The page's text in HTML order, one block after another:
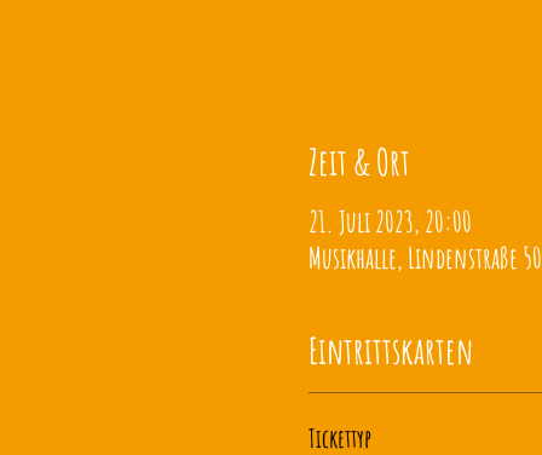
Zeit & Ort
21. Juli 2023, 20:00
Musikhalle, Lindenstraße
Eintrittskarten
Tickettyp